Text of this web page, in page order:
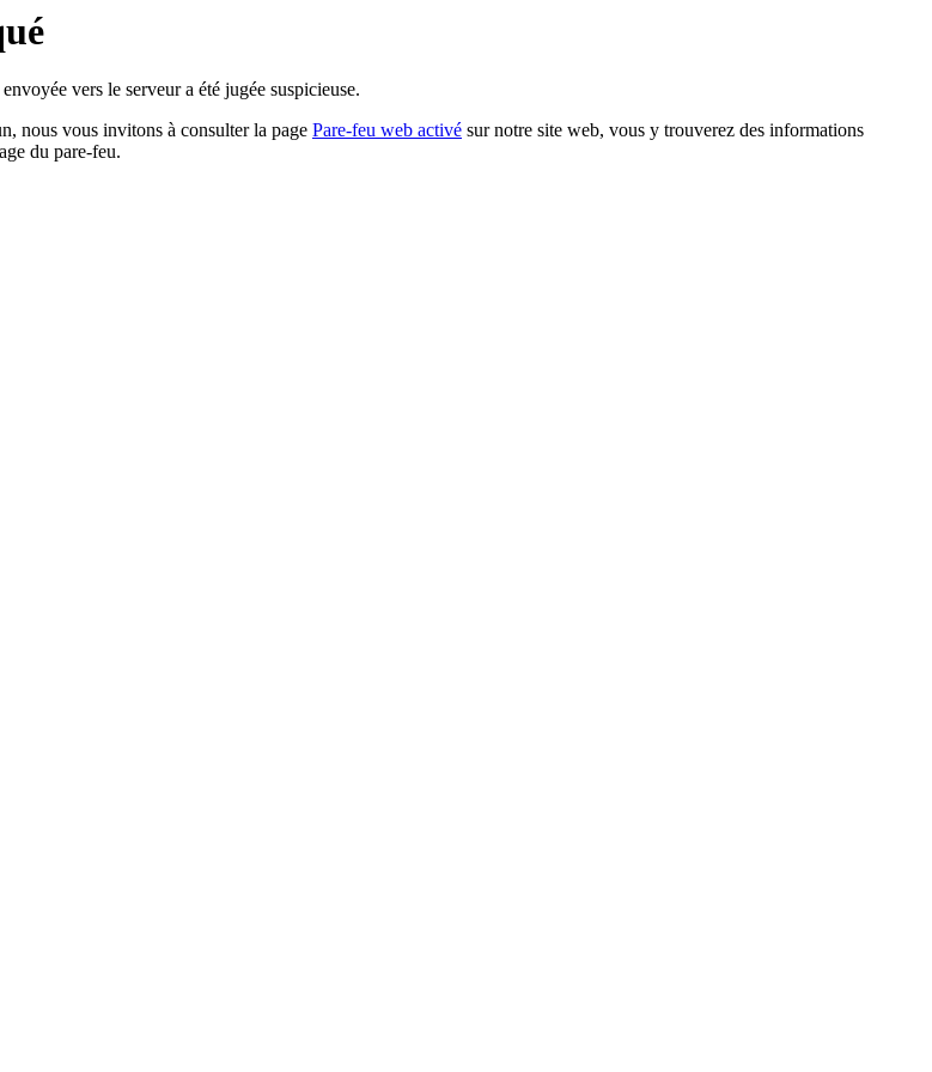
vers le serveur a été jugée suspicieuse.
nous vous invitons à consulter la page Pare-feu web activé sur notre site web, vous y trouverez des informations
du pare-feu.